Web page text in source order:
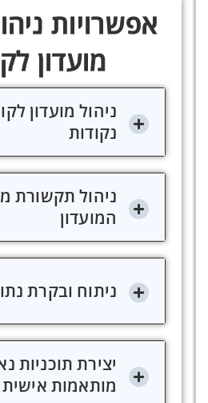
אפשרויות
מועדון
ניהול מועדון
נקודות
ניהול תקשורת
המועדון
ניתוח ובקרת
יצירת תוכניות
מותאמות אישית